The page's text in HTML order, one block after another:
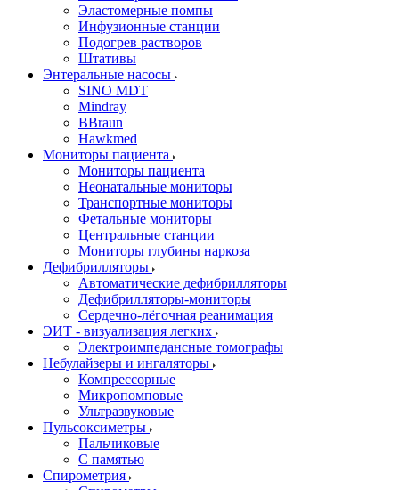
Эластомерные помпы
Инфузионные станции
Подогрев растворов
Штативы
Энтеральные насосы
SINO MDT
Mindray
BBraun
Hawkmed
Мониторы пациента
Мониторы пациента
Неонатальные мониторы
Транспортные мониторы
Фетальные мониторы
Центральные станции
Мониторы глубины наркоза
Дефибрилляторы
Автоматические дефибрилляторы
Дефибрилляторы-мониторы
Сердечно-лёгочная реанимация
ЭИТ - визуализация легких
Электроимпедансные томографы
Небулайзеры и ингаляторы
Компрессорные
Микропомповые
Ультразвуковые
Пульсоксиметры
Пальчиковые
С памятью
Спирометрия